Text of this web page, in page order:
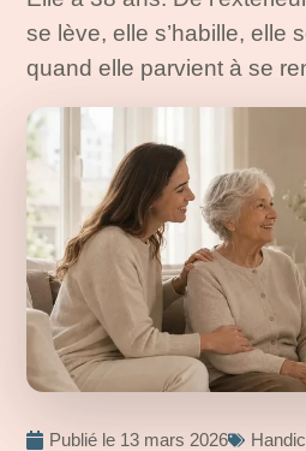
se lève, elle s’habille, elle
quand elle parvient à se
Publié le 13 mars 2026